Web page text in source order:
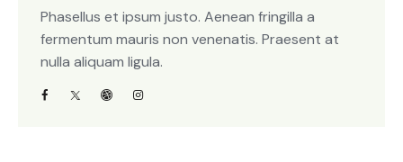
Phasellus et ipsum justo. Aenean fringilla a
fermentum mauris non venenatis. Praesent at
nulla aliquam ligula.